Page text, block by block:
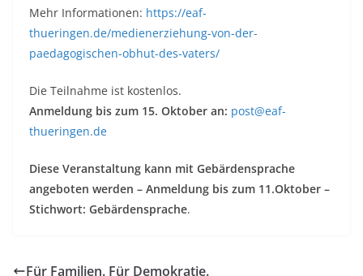
Mehr Informationen: https://eaf-
thueringen.de/medienerziehung-von-der-
paedagogischen-obhut-des-vaters/
Die Teilnahme ist kostenlos.
Anmeldung bis zum 15. Oktober an: post@eaf-
thueringen.de
Diese Veranstaltung kann mit Gebärdensprache
angeboten werden – Anmeldung bis zum 11.Oktober –
Stichwort: Gebärdensprache.
Für Familien. Für Demokratie.